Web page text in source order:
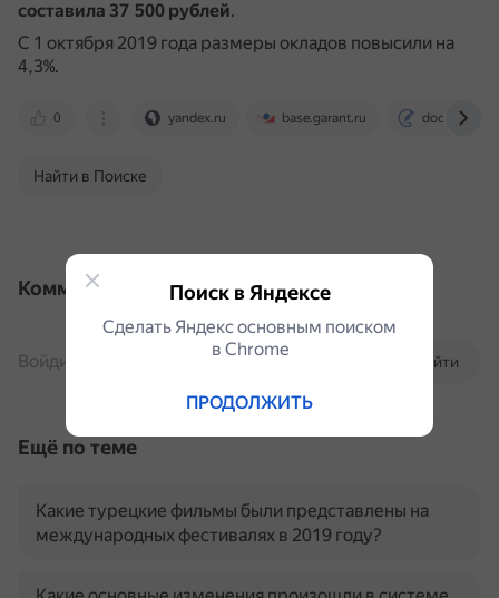
составила 37 500 рублей.
С 1 октября 2019 года размеры окладов повысили на
4,3%.
0 yandex.ru base.garant.ru docs.cntd.ru
Найти в Поиске
Комментарии
Войти
Войдите, чтобы комментировать
Ещё по теме
Какие турецкие фильмы были представлены на
международных фестивалях в 2019 году?
Поиск в Яндексе
Сделать Яндекс основным поиском
в Сhrome
ПРОДОЛЖИТЬ